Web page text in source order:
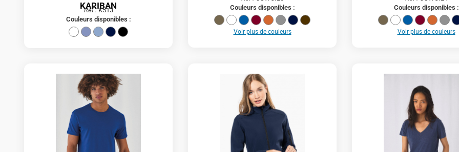
KARIBAN
Réf :K513
Couleurs disponibles :
Couleurs disponibles :
Voir plus de couleurs
Couleurs disponibles :
Voir plus de couleurs